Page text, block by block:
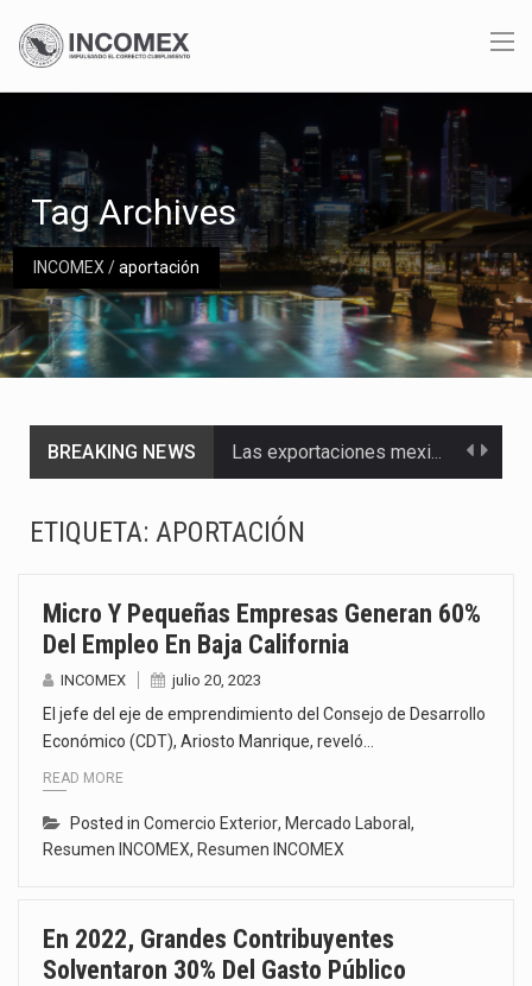
INCOMEX/aportación
Tag Archives
BREAKING NEWS Las exportaciones mexicanas de vehículos ligeros disminuyeron 9.67 % en julio a tasa anual, alcanzando…
Solo el 17.8 % de las empresas en México se considera totalmente preparada para la…
Los créditos fiscales determinados a empresas IMMEX rara vez nacen de una interpretación equivocada de…
ETIQUETA: APORTACIÓN
Micro Y Pequeñas Empresas Generan 60%
Del Empleo En Baja California
INCOMEX julio 20, 2023
El jefe del eje de emprendimiento del Consejo de Desarrollo
Económico (CDT), Ariosto Manrique, reveló…
READ MORE
Posted in Comercio Exterior, Mercado Laboral,
Resumen INCOMEX, Resumen INCOMEX
En 2022, Grandes Contribuyentes
Solventaron 30% Del Gasto Público